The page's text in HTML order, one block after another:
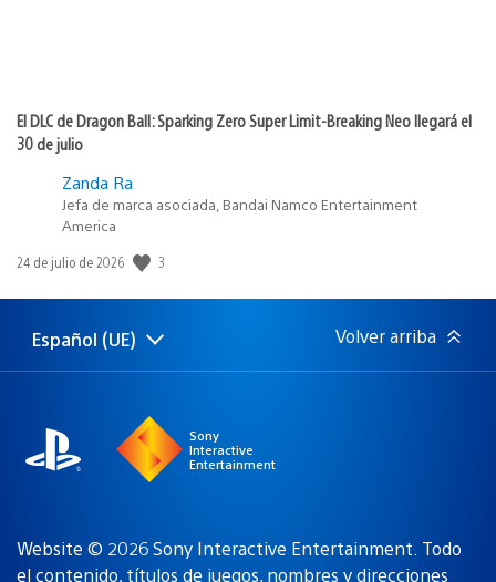
El DLC de Dragon Ball: Sparking Zero Super Limit-Breaking Neo llegará el
30 de julio
Zanda Ra
Jefa de marca asociada, Bandai Namco Entertainment
America
Fecha
publicación:
24 de julio de 2026 3
Selecciona
una
Región
actual:
Español (UE) Volver arriba
Sony
Interactive
Entertainment
Website © 2026 Sony Interactive Entertainment. Todo
el contenido, títulos de juegos, nombres y direcciones